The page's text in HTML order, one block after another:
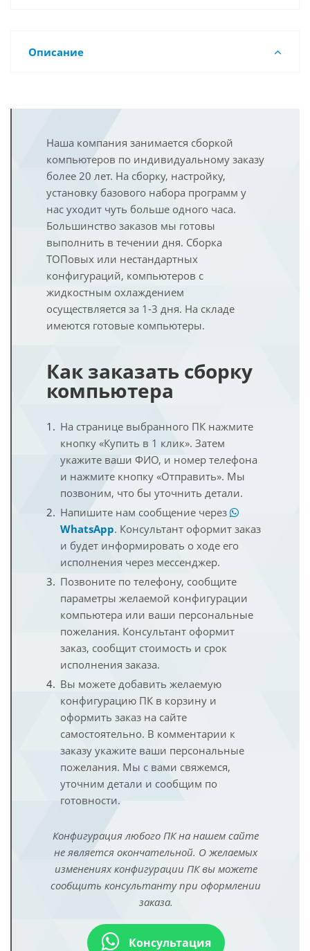
Описание
Наша компания занимается сборкой
компьютеров по индивидуальному заказу
более 20 лет. На сборку, настройку,
установку базового набора программ у
нас уходит чуть больше одного часа.
Большинство заказов мы готовы
выполнить в течении дня. Сборка
ТОПовых или нестандартных
конфигураций, компьютеров с
жидкостным охлаждением
осуществляется за 1-3 дня. На складе
имеются готовые компьютеры.
Как заказать сборку
компьютера
На странице выбранного ПК нажмите
кнопку «Купить в 1 клик». Затем
укажите ваши ФИО, и номер телефона
и нажмите кнопку «Отправить». Мы
позвоним, что бы уточнить детали.
Напишите нам сообщение через
WhatsApp. Консультант оформит заказ
и будет информировать о ходе его
исполнения через мессенджер.
Позвоните по телефону, сообщите
параметры желаемой конфигурации
компьютера или ваши персональные
пожелания. Консультант оформит
заказ, сообщит стоимость и срок
исполнения заказа.
Вы можете добавить желаемую
конфигурацию ПК в корзину и
оформить заказ на сайте
самостоятельно. В комментарии к
заказу укажите ваши персональные
пожелания. Мы с вами свяжемся,
уточним детали и сообщим по
готовности.
Конфигурация любого ПК на нашем сайте
не является окончательной. О желаемых
изменениях конфигурации ПК вы можете
сообщить консультанту при оформлении
заказа.
Консультация